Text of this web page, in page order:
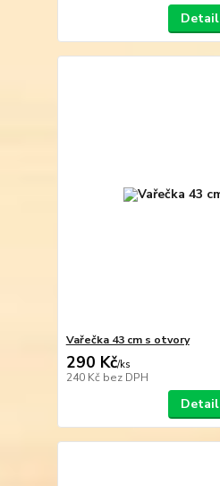
Detail
Vařečka 43 cm s otvory
290 Kč/ks
240 Kč bez DPH
Detail